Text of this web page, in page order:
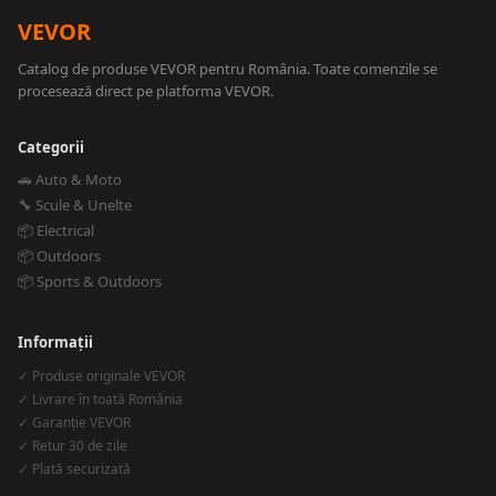
VEVOR
Catalog de produse VEVOR pentru România. Toate comenzile se
procesează direct pe platforma VEVOR.
Categorii
🚗 Auto & Moto
🔧 Scule & Unelte
📦 Electrical
📦 Outdoors
📦 Sports & Outdoors
Informații
✓ Produse originale VEVOR
✓ Livrare în toată România
✓ Garanție VEVOR
✓ Retur 30 de zile
✓ Plată securizată